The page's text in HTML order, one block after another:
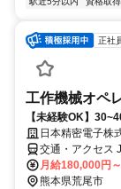
正社
工作機械オペ
【未経験OK】
日本精密電子株
交通・アクセス
月給180,000円
熊本県荒尾市